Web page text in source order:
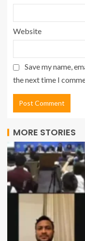
Website
Save my name,
the next time I
MORE STORIES